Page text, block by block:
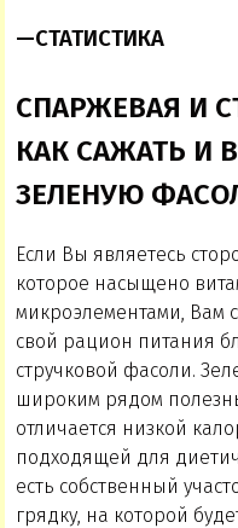
—СТАТИСТИКА
СПАРЖЕВАЯ И
КАК САЖАТЬ И
ЗЕЛЕНУЮ
Если Вы являетесь
которое насыщено
микроэлементами, Вам
свой рацион питания
стручковой фасоли.
широким рядом
отличается низкой
подходящей для
есть собственный
грядку, на которой